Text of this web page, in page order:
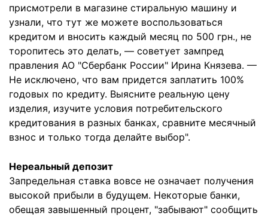
присмотрели в магазине стиральную машину и
узнали, что тут же можете воспользоваться
кредитом и вносить каждый месяц по 500 грн., не
торопитесь это делать, — советует зампред
правления АО "Сбербанк России" Ирина Князева. —
Не исключено, что вам придется заплатить 100%
годовых по кредиту. Выясните реальную цену
изделия, изучите условия потребительского
кредитования в разных банках, сравните месячный
взнос и только тогда делайте выбор".
Нереальный депозит
Запредельная ставка вовсе не означает получения
высокой прибыли в будущем. Некоторые банки,
обещая завышенный процент, "забывают" сообщить